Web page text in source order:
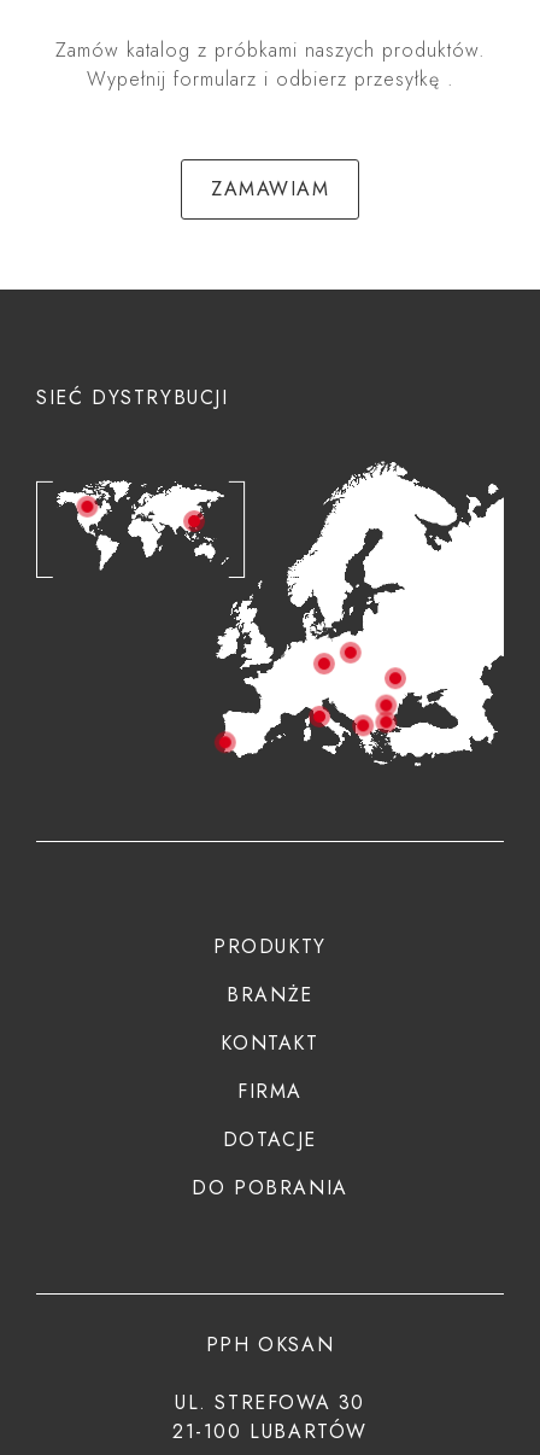
Zamów katalog z próbkami naszych produktów.
Wypełnij formularz i odbierz przesyłkę .
ZAMAWIAM
SIEĆ DYSTRYBUCJI
PRODUKTY
BRANŻE
KONTAKT
FIRMA
DOTACJE
DO POBRANIA
PPH OKSAN
UL. STREFOWA 30
21-100 LUBARTÓW